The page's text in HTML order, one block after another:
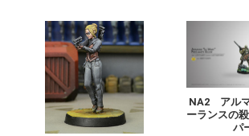
NA2 アルマ
ーランスの
パ